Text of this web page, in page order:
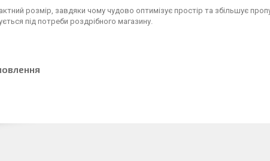
розмір, завдяки чому чудово оптимізує простір та збільшує
під потреби роздрібного магазину.